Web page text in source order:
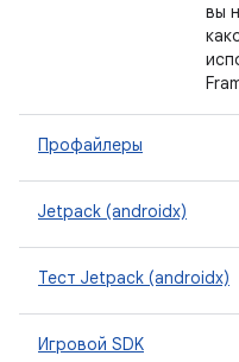
вы
Профайлеры
Jetpack (androidx)
Тест Jetpack (androidx)
Игровой SDK